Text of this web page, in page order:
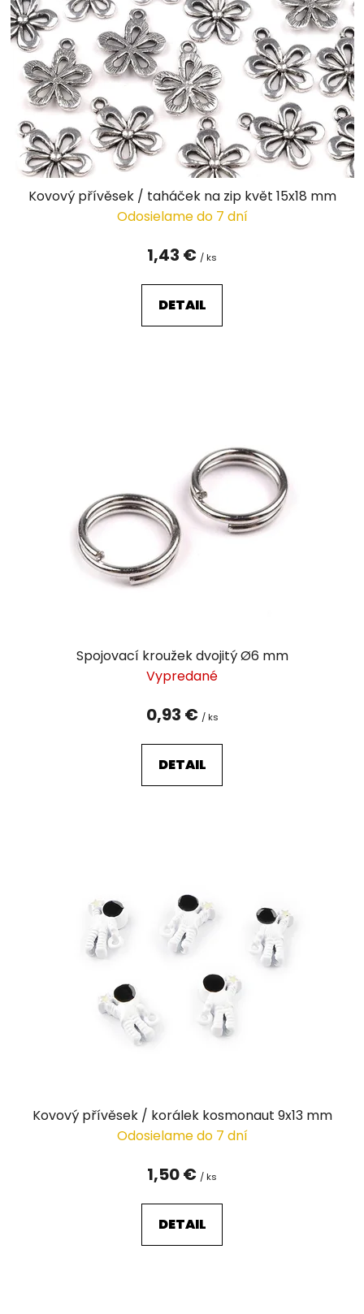
p
r
k
Kovový přívěsek / taháček na zip květ 15x18 mm
Odosielame do 7 dní
1,43 € / ks
DETAIL
Spojovací kroužek dvojitý Ø6 mm
Vypredané
0,93 € / ks
DETAIL
Kovový přívěsek / korálek kosmonaut 9x13 mm
Odosielame do 7 dní
1,50 € / ks
DETAIL